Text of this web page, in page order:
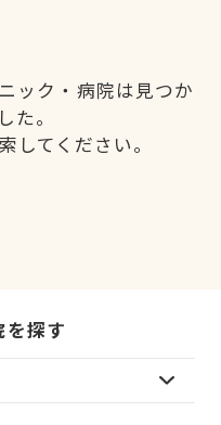
ック・病院は見つか
た。
してください。
探す